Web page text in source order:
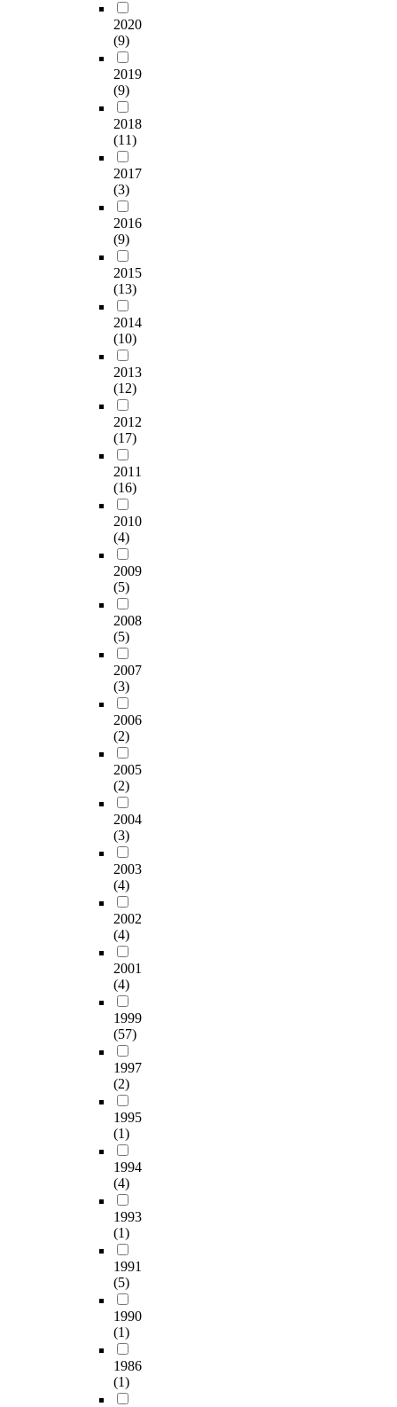
2020
(9)
2019
(9)
2018
(11)
2017
(3)
2016
(9)
2015
(13)
2014
(10)
2013
(12)
2012
(17)
2011
(16)
2010
(4)
2009
(5)
2008
(5)
2007
(3)
2006
(2)
2005
(2)
2004
(3)
2003
(4)
2002
(4)
2001
(4)
1999
(57)
1997
(2)
1995
(1)
1994
(4)
1993
(1)
1991
(5)
1990
(1)
1986
(1)